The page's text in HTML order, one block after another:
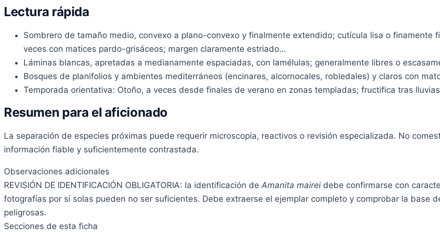
Lectura rápida
Sombrero de tamaño medio, convexo a plano-convexo y finalmente extendido; cutícula lisa o finamente
veces con matices pardo-grisáceos; margen claramente estriado…
Láminas blancas, apretadas a medianamente espaciadas, con lamélulas; generalmente libres o
Bosques de planifolios y ambientes mediterráneos (encinares, alcornocales, robledales) y claros con
Temporada orientativa: Otoño, a veces desde finales de verano en zonas templadas; fructifica tras
Resumen para el aficionado
La separación de especies próximas puede requerir microscopía, reactivos o revisión especializada. No
información fiable y suficientemente contrastada.
Observaciones adicionales
REVISIÓN DE IDENTIFICACIÓN OBLIGATORIA: la identificación de Amanita mairei debe confirmarse con
fotografías por sí solas pueden no ser suficientes. Debe extraerse el ejemplar completo y comprobar la base
peligrosas.
Secciones de esta ficha